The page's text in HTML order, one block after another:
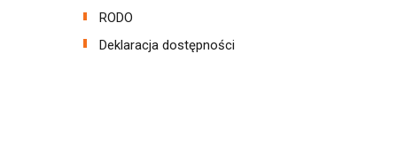
RODO
Deklaracja dostępności